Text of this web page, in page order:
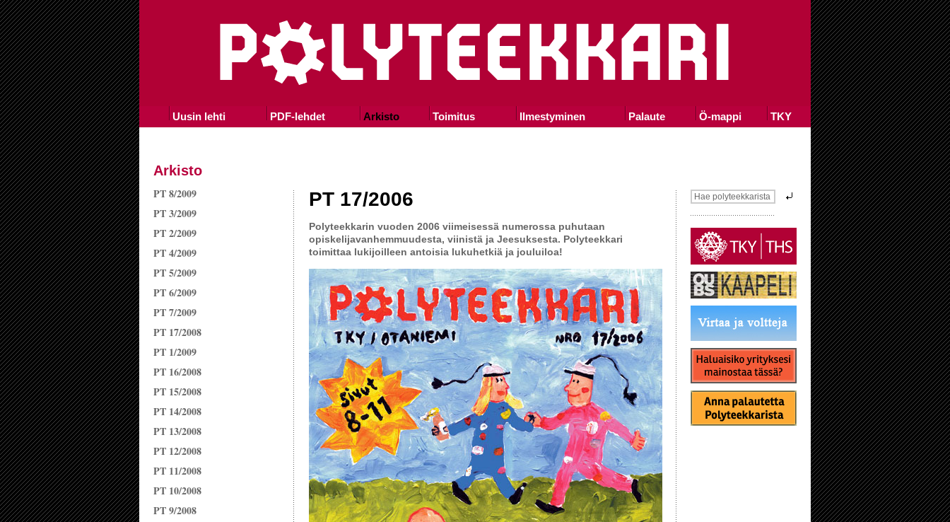
Uusin lehti PDF-lehdet Arkisto Toimitus Ilmestyminen Palaute Ö-mappi TKY
Arkisto
PT 8/2009
PT 3/2009
PT 2/2009
PT 4/2009
PT 5/2009
PT 6/2009
PT 7/2009
PT 17/2008
PT 1/2009
PT 16/2008
PT 15/2008
PT 14/2008
PT 13/2008
PT 12/2008
PT 11/2008
PT 10/2008
PT 9/2008
PT 17/2006
Polyteekkarin vuoden 2006 viimeisessä numerossa puhutaan
opiskelijavanhemmuudesta, viinistä ja Jeesuksesta. Polyteekkari
toimittaa lukijoilleen antoisia lukuhetkiä ja jouluiloa!